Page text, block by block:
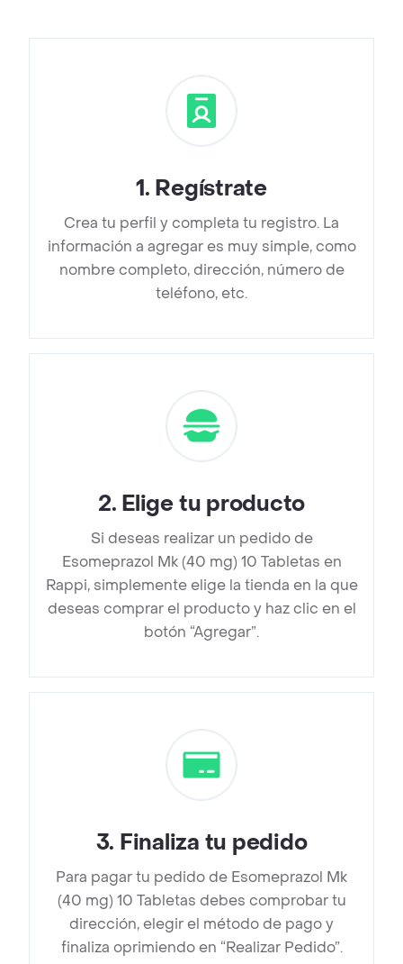
1. Regístrate
Crea tu perfil y completa tu registro. La
información a agregar es muy simple, como
nombre completo, dirección, número de
teléfono, etc.
2. Elige tu producto
Si deseas realizar un pedido de
Esomeprazol Mk (40 mg) 10 Tabletas en
Rappi, simplemente elige la tienda en la que
deseas comprar el producto y haz clic en el
botón “Agregar”.
3. Finaliza tu pedido
Para pagar tu pedido de Esomeprazol Mk
(40 mg) 10 Tabletas debes comprobar tu
dirección, elegir el método de pago y
finaliza oprimiendo en “Realizar Pedido”.